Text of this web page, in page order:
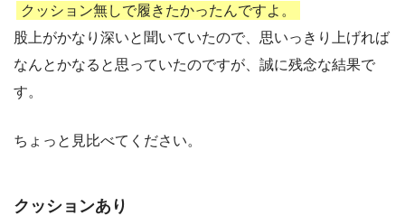
クッション無しで履きたかったんですよ。
股上がかなり深いと聞いていたので、思いっきり上げれば
なんとかなると思っていたのですが、誠に残念な結果で
す。
ちょっと見比べてください。
クッションあり